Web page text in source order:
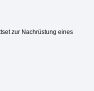
zur Nachrüstung eines